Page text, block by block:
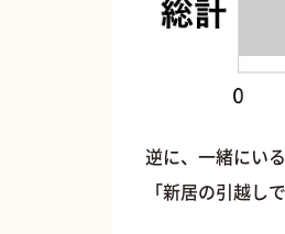
逆に、一緒にい
「新居の引越し